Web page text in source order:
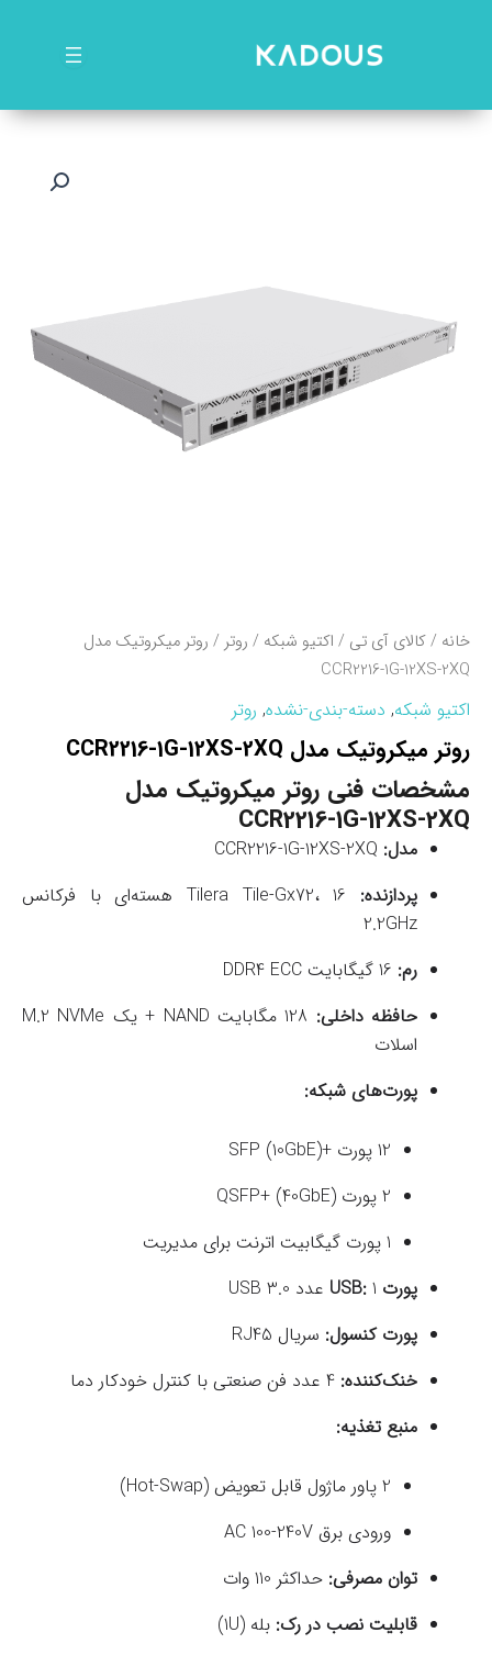
خانه /کالای آی تی / اکتیو شبکه / روتر / روتر میکروتیک مدل
CCR2216-1G-12XS-2XQ
اکتیو شبکه, دسته-بندی-نشده, روتر
روتر میکروتیک مدل CCR2216-1G-12XS-2XQ
مشخصات فنی روتر میکروتیک مدل
CCR2216-1G-12XS-2XQ
مدل:
پردازنده:
Tilera Tile-Gx72، 16 هسته‌ای با فرکانس
2.2GHz
رم:
حافظه داخلی:
128 مگابایت NAND + یک M.2 NVMe
اسلات
پورت‌های شبکه:
12 پورت +SFP (10GbE)
2 پورت QSFP+ (40GbE)
1 پورت گیگابیت اترنت برای مدیریت
پورت USB: 1 عدد USB 3.0
پورت کنسول: سریال RJ45
خنک‌کننده:
منبع تغذیه:
2 پاور ماژول قابل تعویض (Hot-Swap)
ورودی برق AC 100-240V
توان مصرفی: حداکثر 110 وات
قابلیت نصب در رک: بله (1U)